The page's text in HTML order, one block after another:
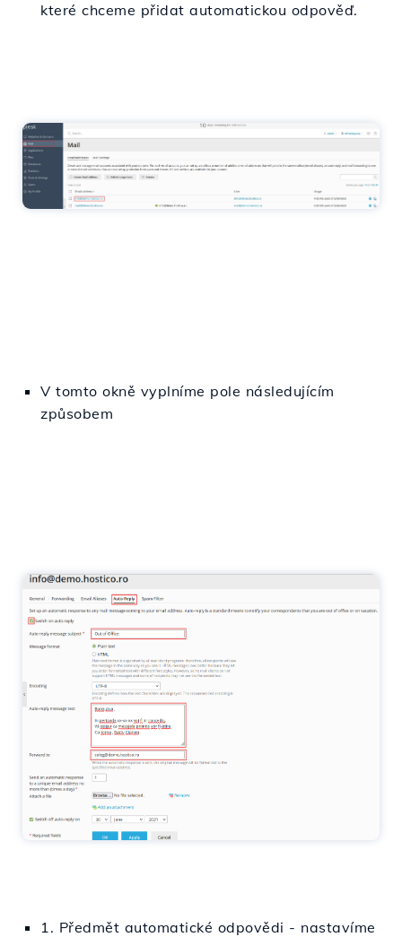
které chceme přidat automatickou odpověď.
V tomto okně vyplníme pole následujícím
způsobem
1. Předmět automatické odpovědi - nastavíme